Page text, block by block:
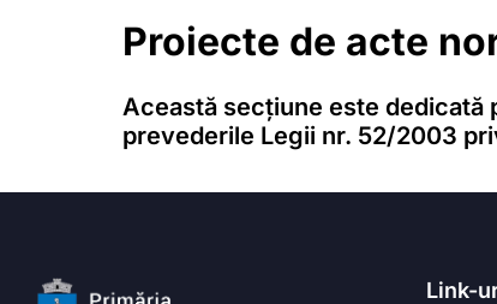
Proiecte de acte
Această secțiune este
prevederile Legii nr. 52/2003
Link-